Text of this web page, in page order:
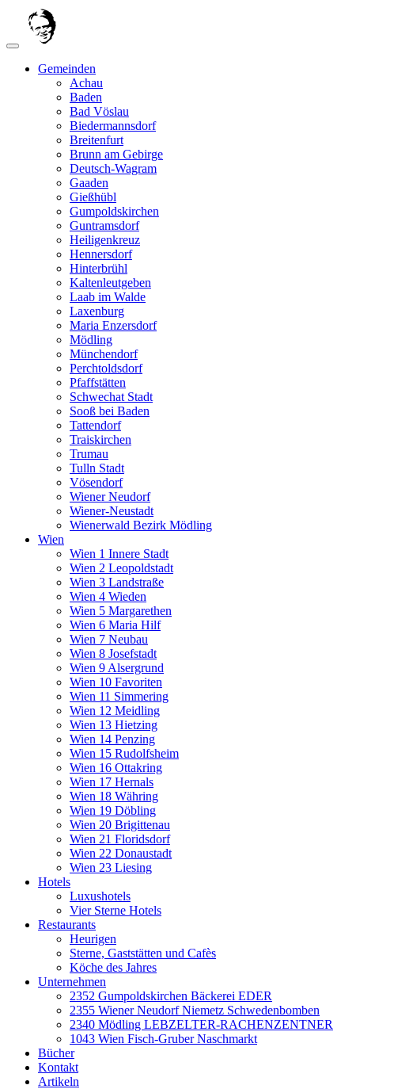
Gemeinden
Achau
Baden
Bad Vöslau
Biedermannsdorf
Breitenfurt
Brunn am Gebirge
Deutsch-Wagram
Gaaden
Gießhübl
Gumpoldskirchen
Guntramsdorf
Heiligenkreuz
Hennersdorf
Hinterbrühl
Kaltenleutgeben
Laab im Walde
Laxenburg
Maria Enzersdorf
Mödling
Münchendorf
Perchtoldsdorf
Pfaffstätten
Schwechat Stadt
Sooß bei Baden
Tattendorf
Traiskirchen
Trumau
Tulln Stadt
Vösendorf
Wiener Neudorf
Wiener-Neustadt
Wienerwald Bezirk Mödling
Wien
Wien 1 Innere Stadt
Wien 2 Leopoldstadt
Wien 3 Landstraße
Wien 4 Wieden
Wien 5 Margarethen
Wien 6 Maria Hilf
Wien 7 Neubau
Wien 8 Josefstadt
Wien 9 Alsergrund
Wien 10 Favoriten
Wien 11 Simmering
Wien 12 Meidling
Wien 13 Hietzing
Wien 14 Penzing
Wien 15 Rudolfsheim
Wien 16 Ottakring
Wien 17 Hernals
Wien 18 Währing
Wien 19 Döbling
Wien 20 Brigittenau
Wien 21 Floridsdorf
Wien 22 Donaustadt
Wien 23 Liesing
Hotels
Luxushotels
Vier Sterne Hotels
Restaurants
Heurigen
Sterne, Gaststätten und Cafès
Köche des Jahres
Unternehmen
2352 Gumpoldskirchen Bäckerei EDER
2355 Wiener Neudorf Niemetz Schwedenbomben
2340 Mödling LEBZELTER-RACHENZENTNER
1043 Wien Fisch-Gruber Naschmarkt
Bücher
Kontakt
Artikeln